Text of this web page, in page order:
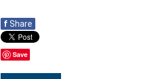
f Share
Save